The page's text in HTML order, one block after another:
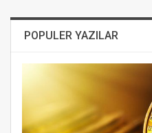
POPULER YAZILAR